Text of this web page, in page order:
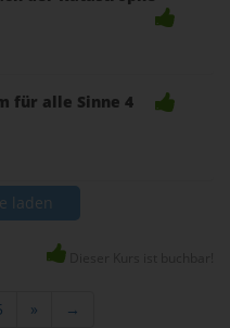
für alle Sinne 4
laden
» →